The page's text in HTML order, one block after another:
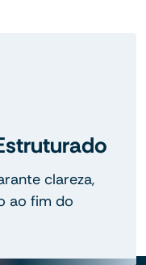
clareza,
ao fim do